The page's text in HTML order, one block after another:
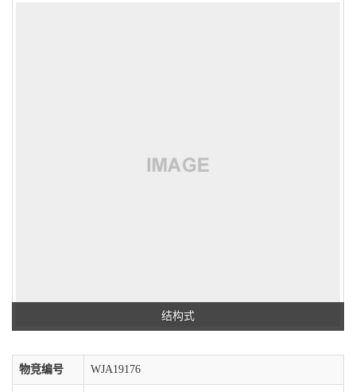
结构式
物竞编号 WJA19176